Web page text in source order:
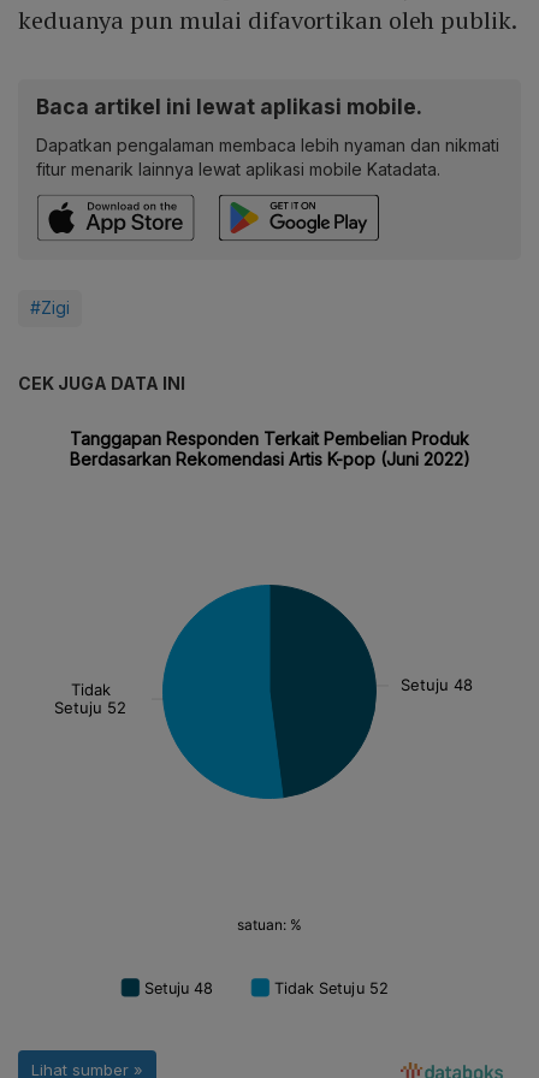
keduanya pun mulai difavortikan oleh publik.
Baca artikel ini lewat aplikasi mobile.
Dapatkan pengalaman membaca lebih nyaman dan nikmati
fitur menarik lainnya lewat aplikasi mobile Katadata.
#Zigi
CEK JUGA DATA INI